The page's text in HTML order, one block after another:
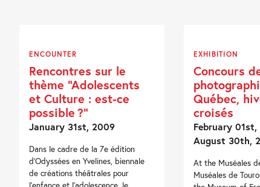
ENCOUNTER
Rencontres sur le
thème “Adolescents
et Culture : est-ce
possible ?”
January 31st, 2009
Dans le cadre de la 7e édition
d’Odyssées en Yvelines, biennale
de créations théâtrales pour
EXHIBITION
Concours
Québec,
croisés
February
August 30th,
At the Muséales
Muséales de